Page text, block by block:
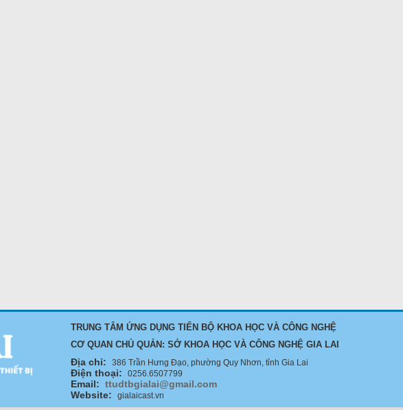
TRUNG TÂM ỨNG DỤNG TIẾN BỘ KHOA HỌC VÀ CÔNG NGHỆ
CƠ QUAN CHỦ QUẢN: SỞ KHOA HỌC VÀ CÔNG NGHỆ GIA LAI
Địa chỉ: 386 Trần Hưng Đạo, phường Quy Nhơn, tỉnh Gia Lai
Điện thoại: 0256.6507799
Email: ttudtbgialai@gmail.com
Website: gialaicast.vn